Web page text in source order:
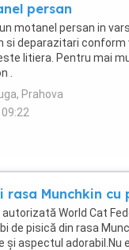
persan
motanel persan in
si deparazitari conform
litiera. Pentru mai
.
Prahova
rasa Munchkin
autorizată World Cat
de pisică din rasa
și aspectul adorabil.Nu